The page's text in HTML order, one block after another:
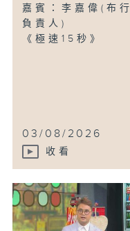
嘉賓：李嘉偉(布行
負責人)
《極速15秒》
03/08/2026
收看